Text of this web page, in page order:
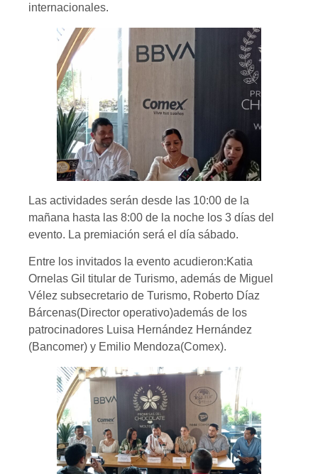
internacionales.
Las actividades serán desde las 10:00 de la
mañana hasta las 8:00 de la noche los 3 días del
evento. La premiación será el día sábado.
Entre los invitados la evento acudieron:Katia
Ornelas Gil titular de Turismo, además de Miguel
Vélez subsecretario de Turismo, Roberto Díaz
Bárcenas(Director operativo)además de los
patrocinadores Luisa Hernández Hernández
(Bancomer) y Emilio Mendoza(Comex).